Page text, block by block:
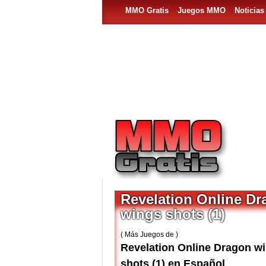
MMO Gratis Juegos MMO Noticias
Revelation Online
wings shots (1)
( Más Juegos de )
Revelation Online Dragon
shots (1) en Español